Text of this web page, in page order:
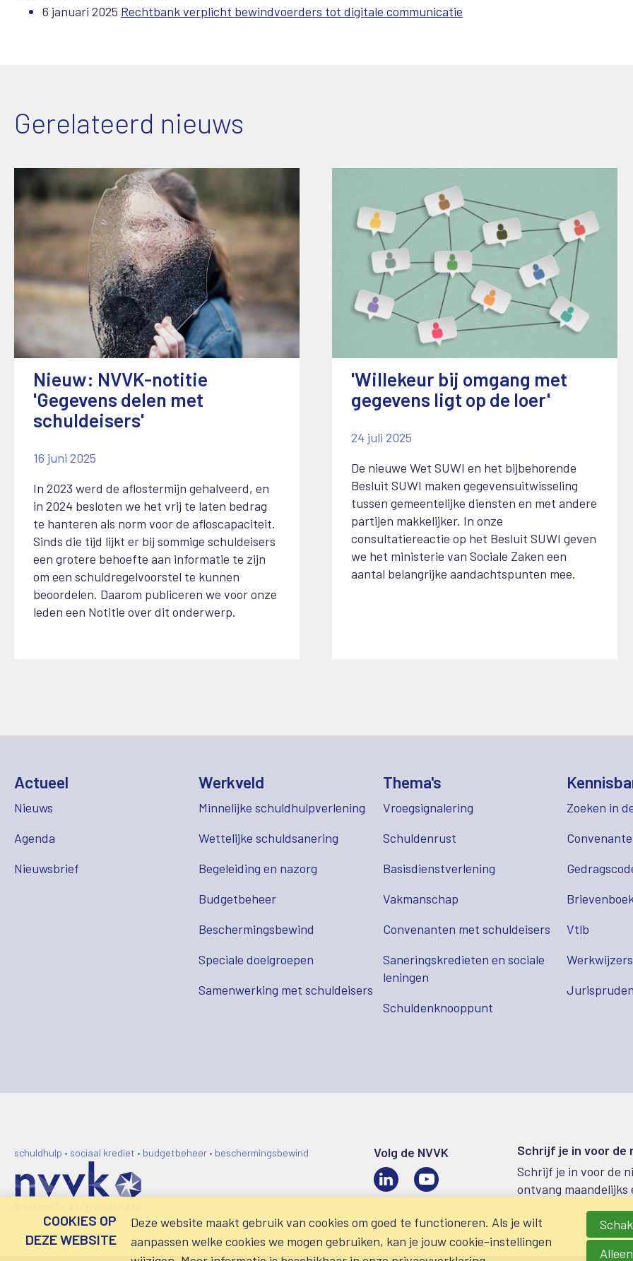
6 januari 2025 Rechtbank verplicht bewindvoerders tot digitale communicatie
Gerelateerd nieuws
Nieuw: NVVK-notitie
'Gegevens delen met
schuldeisers'
16 juni 2025
In 2023 werd de aflostermijn gehalveerd, en
in 2024 besloten we het vrij te laten bedrag
te hanteren als norm voor de afloscapaciteit.
Sinds die tijd lijkt er bij sommige schuldeisers
een grotere behoefte aan informatie te zijn
om een schuldregelvoorstel te kunnen
beoordelen. Daarom publiceren we voor onze
leden een Notitie over dit onderwerp.
'Willekeur bij omgang met
gegevens ligt op de loer'
24 juli 2025
De nieuwe Wet SUWI en het bijbehorende
Besluit SUWI maken gegevensuitwisseling
tussen gemeentelijke diensten en met andere
partijen makkelijker. In onze
consultatiereactie op het Besluit SUWI geven
we het ministerie van Sociale Zaken een
aantal belangrijke aandachtspunten mee.
Actueel
Nieuws
Agenda
Nieuwsbrief
Werkveld
Minnelijke schuldhulpverlening
Wettelijke schuldsanering
Begeleiding en nazorg
Budgetbeheer
Beschermingsbewind
Speciale doelgroepen
Samenwerking met schuldeisers
Thema's
Vroegsignalering
Schuldenrust
Basisdienstverlening
Vakmanschap
Convenanten met schuldeisers
Saneringskredieten en sociale
leningen
Schuldenknooppunt
Zoeken in
Vtlb
Werkwijzers
schuldhulp • sociaal krediet • budgetbeheer • beschermingsbewind
Volg de NVVK
LinkedIn
Schrijf je in voor de
Schrijf je in voor de
ontvang maandelijks
COOKIES OP
DEZE WEBSITE
Deze website maakt gebruik van cookies om goed te functioneren. Als je wilt
aanpassen welke cookies we mogen gebruiken, kan je jouw cookie-instellingen